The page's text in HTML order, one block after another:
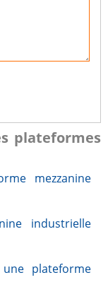
plateformes
mezzanine
dépend de
charge admissible,
sécurité. Chaque
industrielle
d’augmenter
le bâtiment.
plateforme